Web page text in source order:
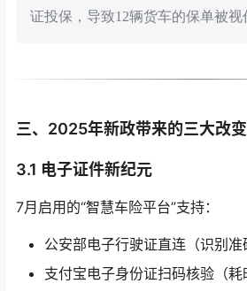
证投保，导致12辆货车的保单被视
三、2025年新政带来的三大改变
3.1 电子证件新纪元
7月启用的“智慧车险平台”支持：
公安部电子行驶证直连（识别准
支付宝电子身份证扫码核验（耗